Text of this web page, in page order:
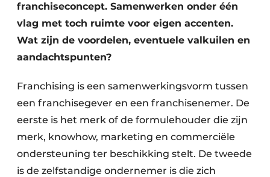
franchiseconcept. Samenwerken onder één
vlag met toch ruimte voor eigen accenten.
Wat zijn de voordelen, eventuele valkuilen en
aandachtspunten?
Franchising is een samenwerkingsvorm tussen
een franchisegever en een franchisenemer. De
eerste is het merk of de formulehouder die zijn
merk, knowhow, marketing en commerciële
ondersteuning ter beschikking stelt. De tweede
is de zelfstandige ondernemer is die zich